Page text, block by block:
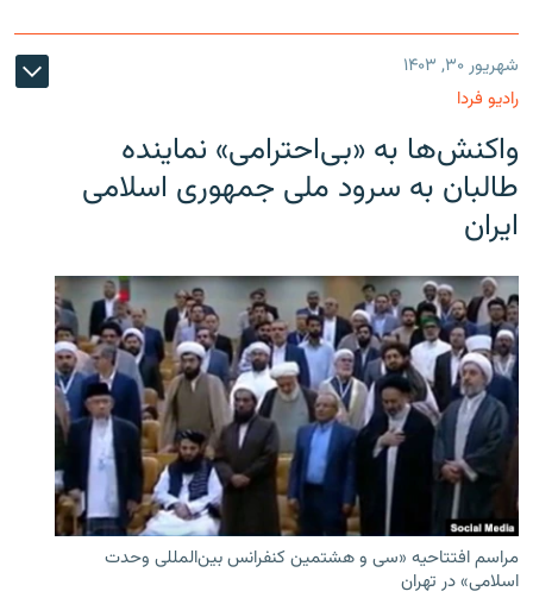
شهریور ۳۰, ۱۴۰۳
رادیو فردا
واکنش‌ها به «بی‌احترامی» نماینده
طالبان به سرود ملی جمهوری اسلامی
ایران
مراسم افتتاحیه «سی و هشتمین کنفرانس بین‌المللی وحدت
اسلامی» در تهران